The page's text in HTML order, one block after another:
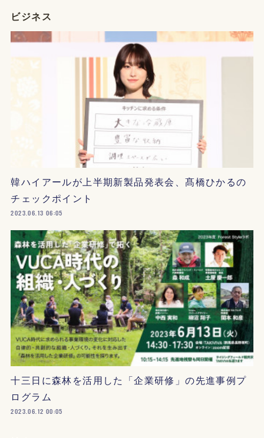
ビジネス
韓ハイアールが上半期新製品発表会、髙橋ひかるの
チェックポイント
2023.06.13 06:05
十三日に森林を活用した「企業研修」の先進事例プ
ログラム
2023.06.12 00:05